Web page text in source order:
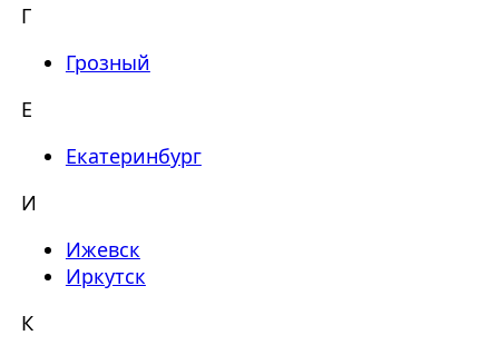
Г
Грозный
Е
Екатеринбург
И
Ижевск
Иркутск
К